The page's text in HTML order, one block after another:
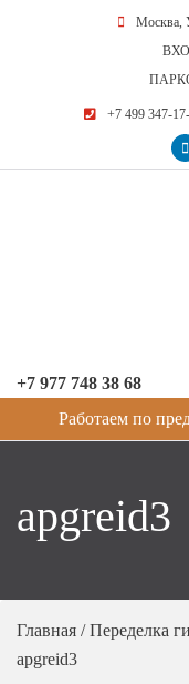
Москва,
+7 499 347-
+7 977 748 38 68
Работаем по
apgreid3
Главная /Переделка
apgreid3